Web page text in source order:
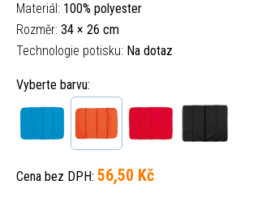
Materiál: 100% polyester
Rozměr: 34 × 26 cm
Technologie potisku: Na dotaz
Vyberte barvu:
Cena bez DPH: 56,50 Kč